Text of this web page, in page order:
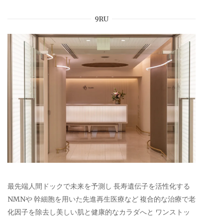
9RU
最先端人間ドックで未来を予測し 長寿遺伝子を活性化する
NMNや 幹細胞を用いた先進再生医療など 複合的な治療で老
化因子を除去し美しい肌と健康的なカラダへと ワンストッ